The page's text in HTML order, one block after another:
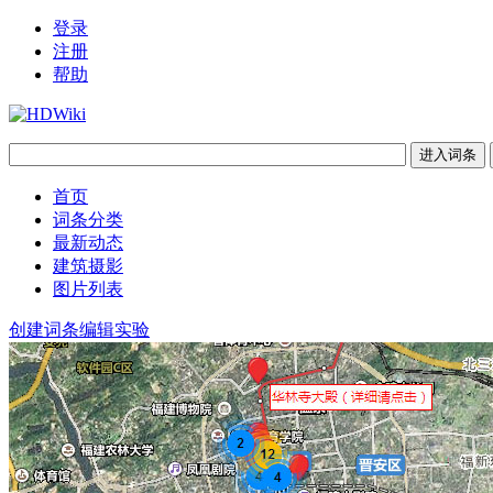
登录
注册
帮助
首页
词条分类
最新动态
建筑摄影
图片列表
创建词条编辑实验